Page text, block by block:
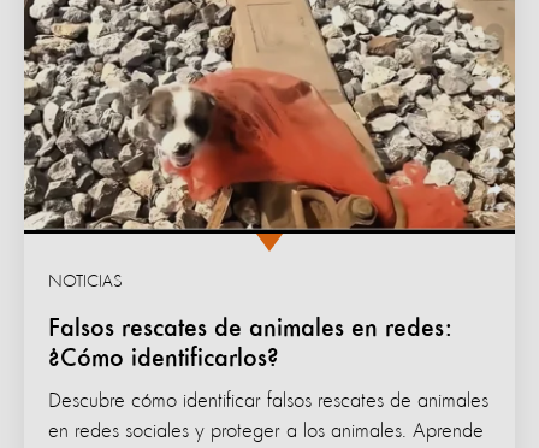
Falsos rescates de animales en redes:
¿Cómo identificarlos?
NOTICIAS
Descubre cómo identificar falsos rescates de animales
en redes sociales y proteger a los animales. Aprende